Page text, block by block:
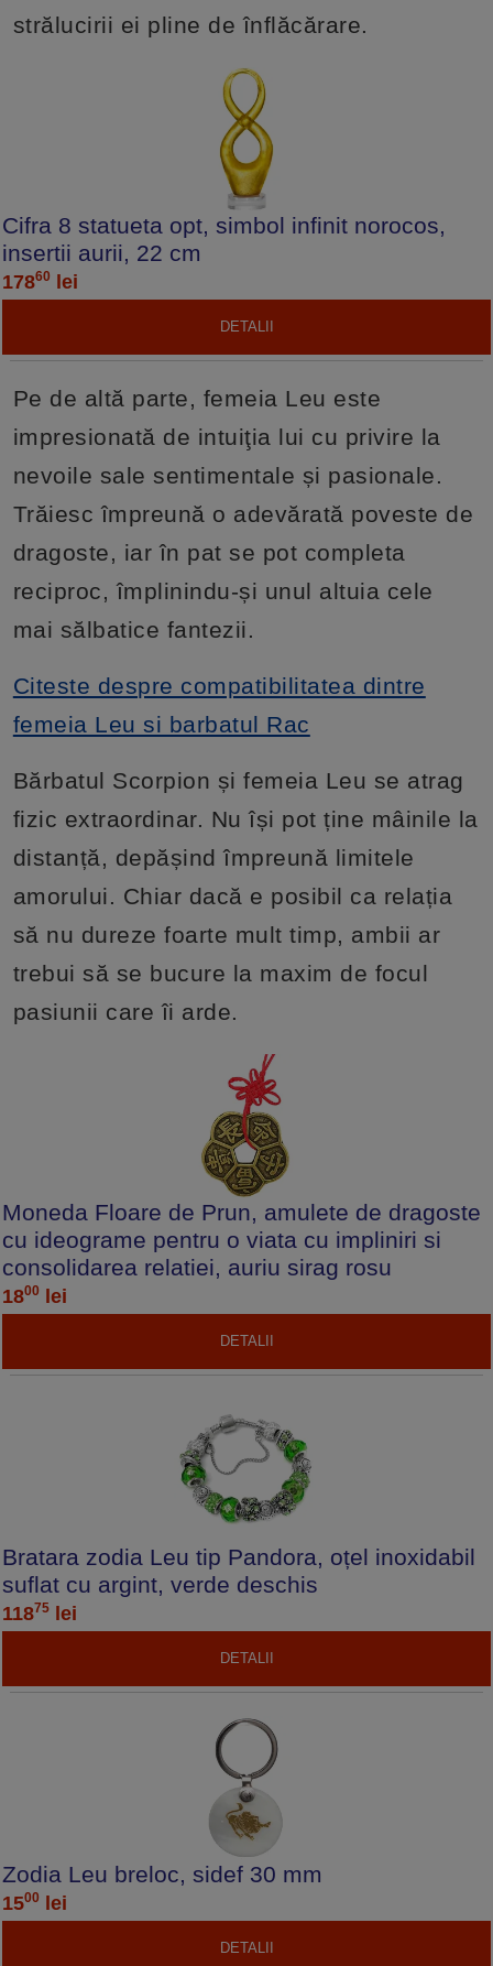
strălucirii ei pline de înflăcărare.
Cifra 8 statueta opt, simbol infinit norocos,
insertii aurii, 22 cm
17860 lei
DETALII
Pe de altă parte, femeia Leu este
impresionată de intuiţia lui cu privire la
nevoile sale sentimentale și pasionale.
Trăiesc împreună o adevărată poveste de
dragoste, iar în pat se pot completa
reciproc, împlinindu-și unul altuia cele
mai sălbatice fantezii.
Citeste despre compatibilitatea dintre
femeia Leu si barbatul Rac
Bărbatul Scorpion și femeia Leu se atrag
fizic extraordinar. Nu își pot ține mâinile la
distanță, depășind împreună limitele
amorului. Chiar dacă e posibil ca relația
să nu dureze foarte mult timp, ambii ar
trebui să se bucure la maxim de focul
pasiunii care îi arde.
Moneda Floare de Prun, amulete de dragoste
cu ideograme pentru o viata cu impliniri si
consolidarea relatiei, auriu sirag rosu
1800 lei
DETALII
Bratara zodia Leu tip Pandora, oțel inoxidabil
suflat cu argint, verde deschis
11875 lei
DETALII
Zodia Leu breloc, sidef 30 mm
1500 lei
DETALII